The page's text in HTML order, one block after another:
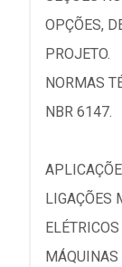
OPÇÕES,
PROJETO.
NORMAS
NBR 6147.
LIGAÇÕES
MÁQUINAS